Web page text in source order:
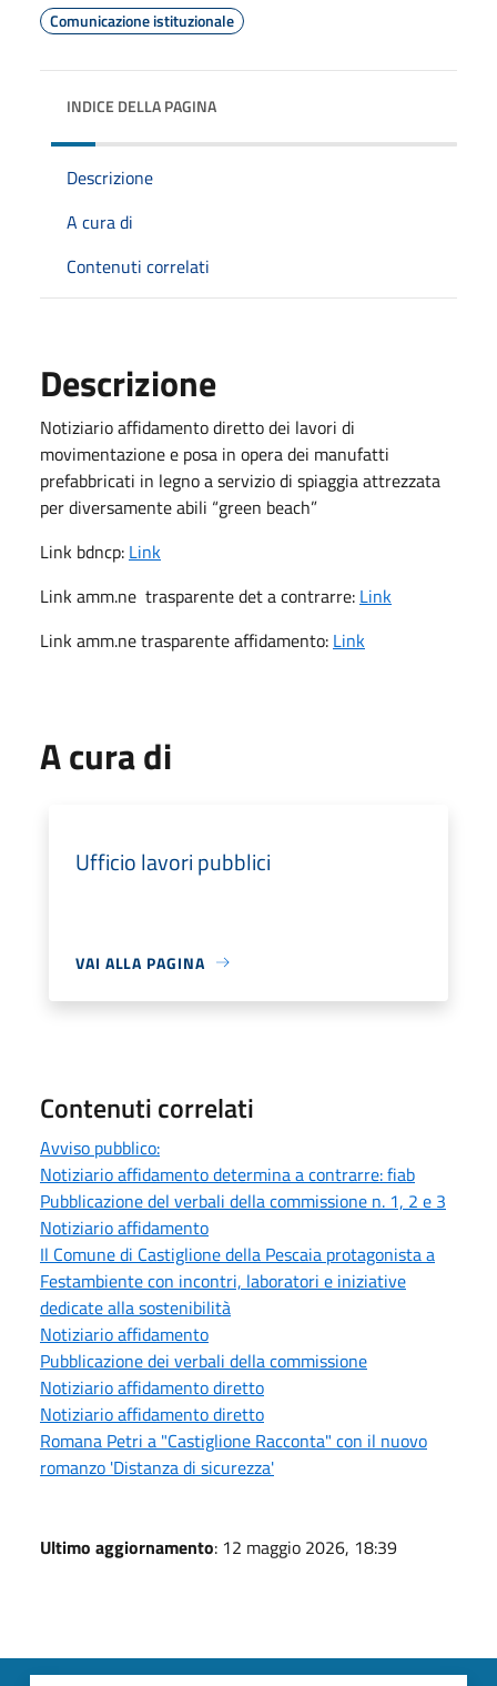
Comunicazione istituzionale
INDICE DELLA PAGINA
Descrizione
A cura di
Contenuti correlati
Descrizione
Notiziario affidamento diretto dei lavori di
movimentazione e posa in opera dei manufatti
prefabbricati in legno a servizio di spiaggia attrezzata
per diversamente abili “green beach”
Link bdncp: Link
Link amm.ne trasparente det a contrarre: Link
Link amm.ne trasparente affidamento: Link
A cura di
Ufficio lavori pubblici
VAI ALLA PAGINA
Contenuti correlati
Avviso pubblico:
Notiziario affidamento determina a contrarre: fiab
Pubblicazione del verbali della commissione n. 1, 2 e 3
Notiziario affidamento
Il Comune di Castiglione della Pescaia protagonista a
Festambiente con incontri, laboratori e iniziative
dedicate alla sostenibilità
Notiziario affidamento
Pubblicazione dei verbali della commissione
Notiziario affidamento diretto
Notiziario affidamento diretto
Romana Petri a "Castiglione Racconta" con il nuovo
romanzo 'Distanza di sicurezza'
Ultimo aggiornamento: 12 maggio 2026, 18:39